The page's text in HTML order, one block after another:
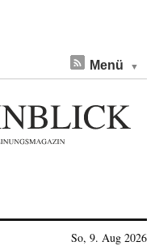
Menü
So, 9. Aug 2026